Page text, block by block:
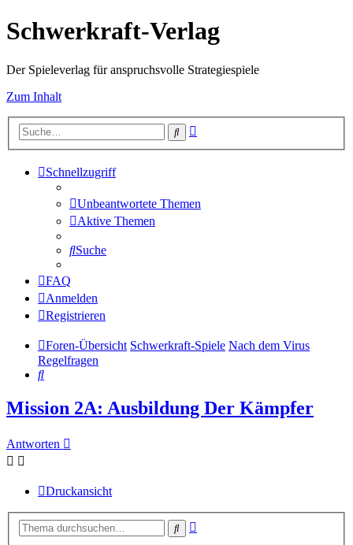
Schwerkraft-Verlag
Der Spieleverlag für anspruchsvolle Strategiespiele
Zum Inhalt
Suche
Schnellzugriff
Unbeantwortete Themen
Aktive Themen
Suche
FAQ
Anmelden
Registrieren
Foren-Übersicht Schwerkraft-Spiele Nach dem Virus
Regelfragen
Suche
Mission 2A: Ausbildung Der Kämpfer
Antworten
Druckansicht
Suche